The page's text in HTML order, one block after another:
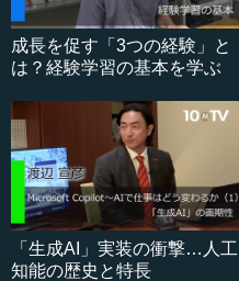
成長を促す「3つの経験」と
は？経験学習の基本を学ぶ
「生成AI」実装の衝撃…人工
知能の歴史と特長